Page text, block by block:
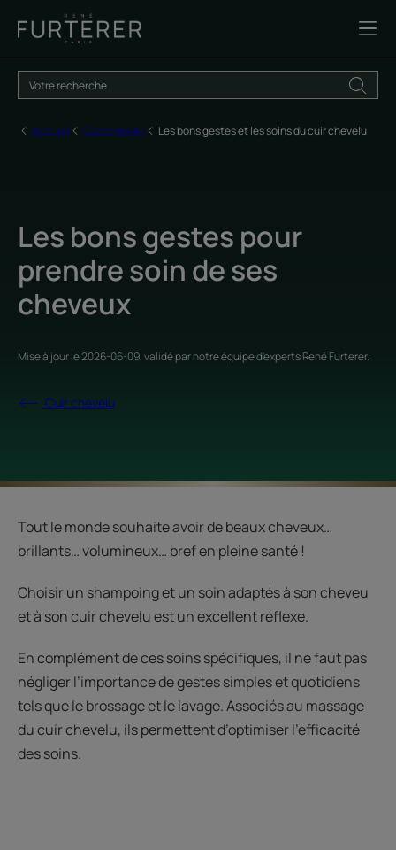
Accueil Cuir chevelu Les bons gestes et les soins du cuir chevelu
Les bons gestes pour
prendre soin de ses
cheveux
Mise à jour le2026-06-09, validé parnotre équipe d'experts René Furterer.
Cuir chevelu
Tout le monde souhaite avoir de beaux cheveux…
brillants… volumineux… bref en pleine santé !
Choisir un shampoing et un soin adaptés à son cheveu
et à son cuir chevelu est un excellent réflexe.
En complément de ces soins spécifiques, il ne faut pas
négliger l’importance de gestes simples et quotidiens
tels que le brossage et le lavage. Associés au massage
du cuir chevelu, ils permettent d’optimiser l’efficacité
des soins.